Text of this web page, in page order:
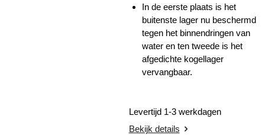
In de eerste plaats is het
buitenste lager nu beschermd
tegen het binnendringen van
water en ten tweede is het
afgedichte kogellager
vervangbaar.
Levertijd 1-3 werkdagen
Bekijk details